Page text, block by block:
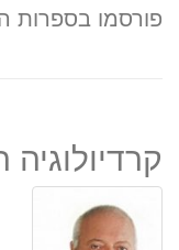
פורסמו בספרות
קרדיולוגיה